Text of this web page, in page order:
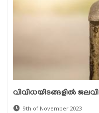
വിവിധയിടങ്ങളിൽ
9th of November 2023